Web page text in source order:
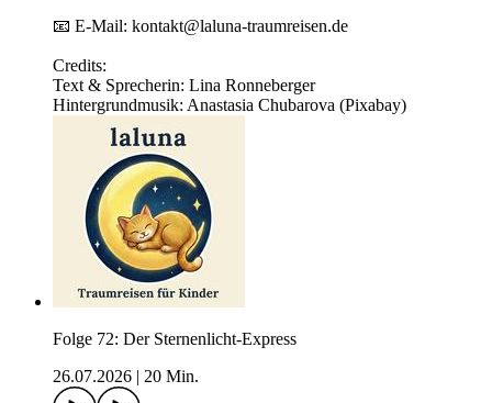
📧 E-Mail: kontakt@laluna-traumreisen.de
Credits:
Text & Sprecherin: Lina Ronneberger
Hintergrundmusik: Anastasia Chubarova (Pixabay)
Folge 72: Der Sternenlicht-Express
26.07.2026
20 Min.